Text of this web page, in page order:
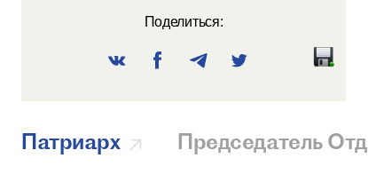
Поделиться:
Патриарх Председатель